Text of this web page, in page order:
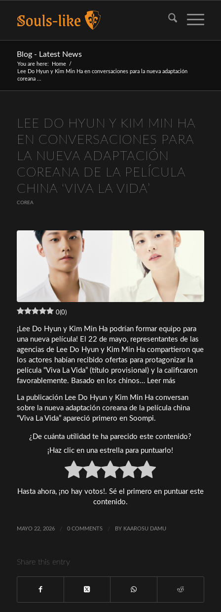
Blog - Latest News
You are here: Home
/
Lee Do Hyun y Kim Min Ha en conversaciones para la nueva adaptación
coreana ...
LEE DO HYUN Y KIM MIN HA
EN CONVERSACIONES PARA
LA NUEVA ADAPTACIÓN
COREANA DE LA PELÍCULA
CHINA ‘VIVA LA VIDA’
COREA
0(0)
¡Lee Do Hyun y Kim Min Ha podrían formar equipo para
una nueva película! El 22 de mayo, representantes de las
agencias de Lee Do Hyun y Kim Min Ha compartieron que
los actores habían recibido ofertas para protagonizar la
película “Viva La Vida” (título provisional) y la calificaron
favorablemente. Basado en los chinos… Leer másLee
Hyun
y
Min
nueva
La
Vida’
La publicación Lee Do Hyun y Kim Min Ha conversan
sobre la nueva adaptación coreana de la película china
“Viva La Vida” apareció primero en Soompi.
¿De cuánta utilidad te ha parecido este contenido?
¡Haz clic en una estrella para puntuarlo!
Hasta ahora, ¡no hay votos!. Sé el primero en puntuar este
contenido.
MAYO 22, 2026 / 0 COMMENTS / BY KAAROSU DAMU
Share this entry